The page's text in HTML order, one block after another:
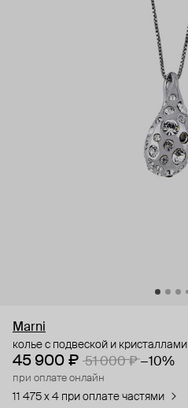
Marni
колье с подвеской и кристаллами
45 900 ₽ 51 000 ₽ −10%
при оплате онлайн
11 475 x 4 при оплате частями